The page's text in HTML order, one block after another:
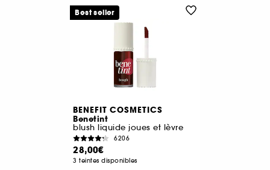
BENEFIT COSMETICS
Benetint
blush liquide joues et lèvre
6206
28,00€
3 teintes disponibles
Best seller